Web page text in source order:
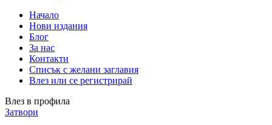
Начало
Нови издания
Блог
За нас
Контакти
Списък с желани заглавия
Влез или се регистрирай
Влез в профила
Затвори